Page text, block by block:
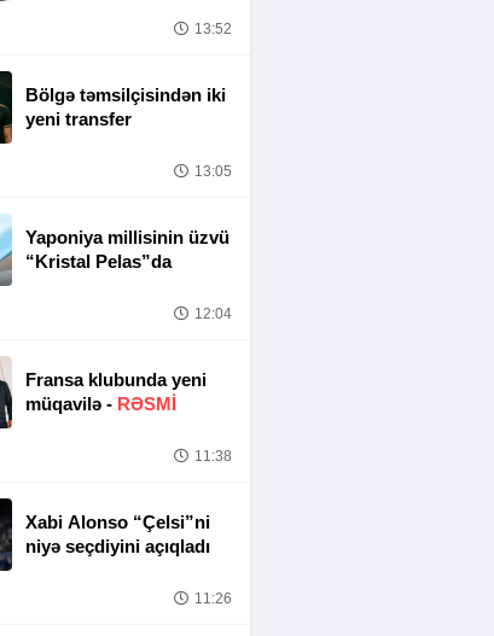
13:52
Bölgə təmsilçisindən iki
yeni transfer
13:05
Yaponiya millisinin üzvü
“Kristal Pelas”da
12:04
Fransa klubunda yeni
müqavilə - RƏSMİ
11:38
Xabi Alonso “Çelsi”ni
niyə seçdiyini açıqladı
11:26